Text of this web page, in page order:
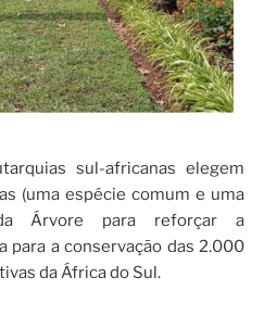
sul-africanas elegem
(uma espécie comum e uma
Árvore para reforçar a
para a conservação das 2.000
da África do Sul.